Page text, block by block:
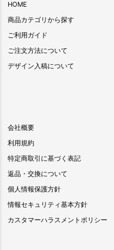
HOME
商品カテゴリから探す
ご利用ガイド
ご注文方法について
デザイン入稿について
会社概要
利用規約
特定商取引に基づく表記
返品・交換について
個人情報保護方針
情報セキュリティ基本方針
カスタマーハラスメントポリシー